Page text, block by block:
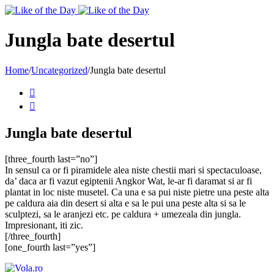
Toggle
Area
Jungla bate desertul
Home/Uncategorized/Jungla bate desertul


Jungla bate desertul
[three_fourth last=”no”]
In sensul ca or fi piramidele alea niste chestii mari si spectaculoase,
da’ daca ar fi vazut egiptenii Angkor Wat, le-ar fi daramat si ar fi
plantat in loc niste musetel. Ca una e sa pui niste pietre una peste alta
pe caldura aia din desert si alta e sa le pui una peste alta si sa le
sculptezi, sa le aranjezi etc. pe caldura + umezeala din jungla.
Impresionant, iti zic.
[/three_fourth]
[one_fourth last=”yes”]